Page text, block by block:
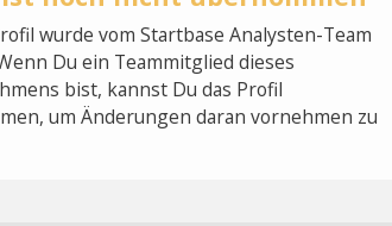
wurde vom Startbase Analysten-Team
Du ein Teammitglied dieses
bist, kannst Du das Profil
um Änderungen daran vornehmen zu